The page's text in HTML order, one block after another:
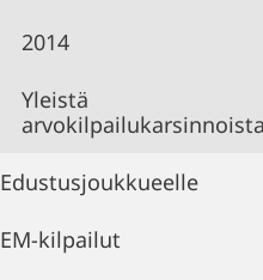
2014
Yleistä
arvokilpailukarsinnoista
Edustusjoukkueelle
EM-kilpailut